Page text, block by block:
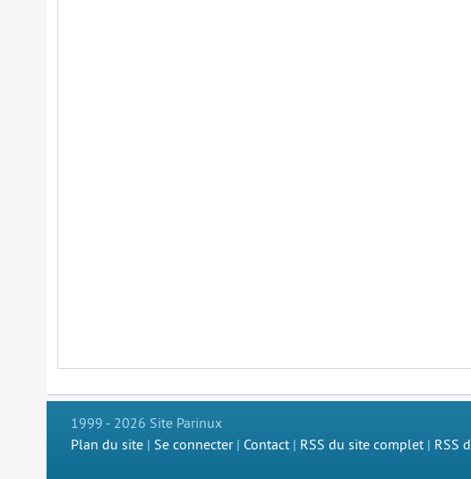
1999 - 2026 Site Parinux
Plan du site | Se connecter| Contact | RSS du site complet | RSS